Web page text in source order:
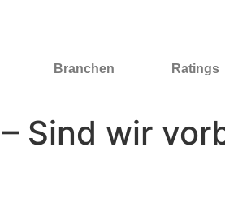
Branchen Ratings
Sind wir